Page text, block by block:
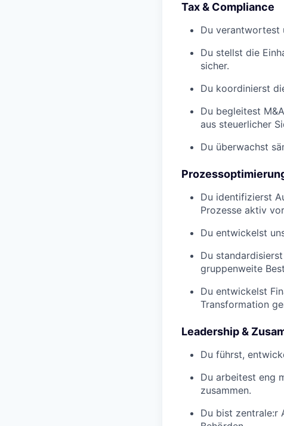
Tax & Compliance
Du verantwortest
Du stellst die
sicher.
Du koordinierst
Du begleitest
aus steuerlicher
Du überwachst
Du identifizierst
Prozesse aktiv
Du entwickelst
Du
gruppenweite
Du entwickelst
Transformation
Leadership &
Du führst,
Du arbeitest eng
zusammen.
Du bist zentrale:r